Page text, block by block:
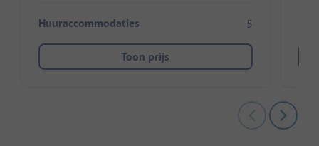
Huuraccommodaties 5
Toon prijs